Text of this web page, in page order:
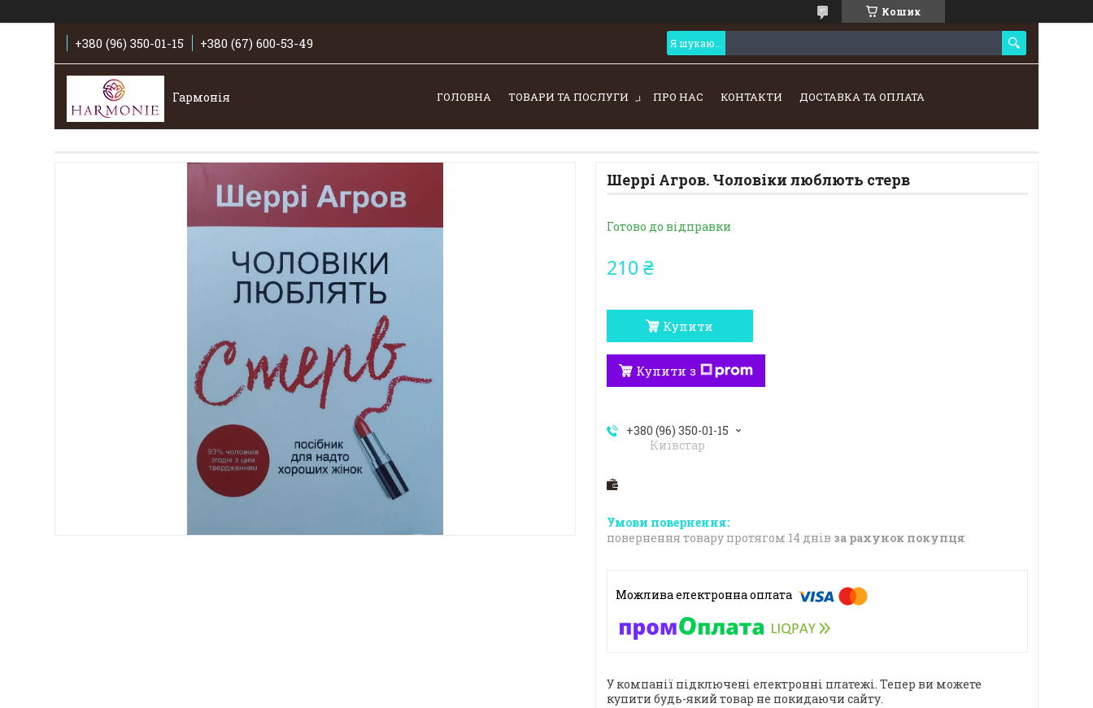
Кошик
+380 (96) 350-01-15 +380 (67) 600-53-49
Гармонія ГОЛОВНА ТОВАРИ ТА ПОСЛУГИ ПРО НАС КОНТАКТИ ДОСТАВКА ТА ОПЛАТА
Шеррі Агров. Чоловіки люблють стерв
Готово до відправки
210 ₴
Купити
Купити з
+380 (96) 350-01-15
Київстар
повернення товару протягом 14 днів за рахунок покупця
У компанії підключені електронні платежі. Тепер ви можете
купити будь-який товар не покидаючи сайту.